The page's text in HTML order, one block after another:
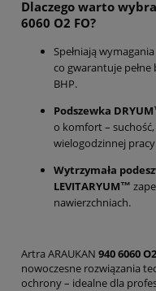
Dlaczego warto
6060 O2 FO?
Spełniają
co gwarantuje
BHP.
Podszewka DRYUM
o komfort –
wielogodzinnej
Wytrzymała
LEVITARYUM™
nawierzchniach.
Artra ARAUKAN 940 6060
nowoczesne rozwiązania
ochrony – idealne dla